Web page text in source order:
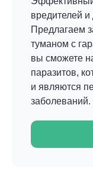
вредителей
Предлагаем
туманом с
вы сможете
паразитов,
и являются
заболеваний.